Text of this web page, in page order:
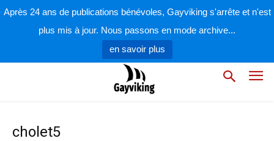
Après 24 ans de publications bénévoles, Gayviking s'arrête et n'est
plus mis à jour. Nous passons en mode archive...
en savoir plus
cholet5